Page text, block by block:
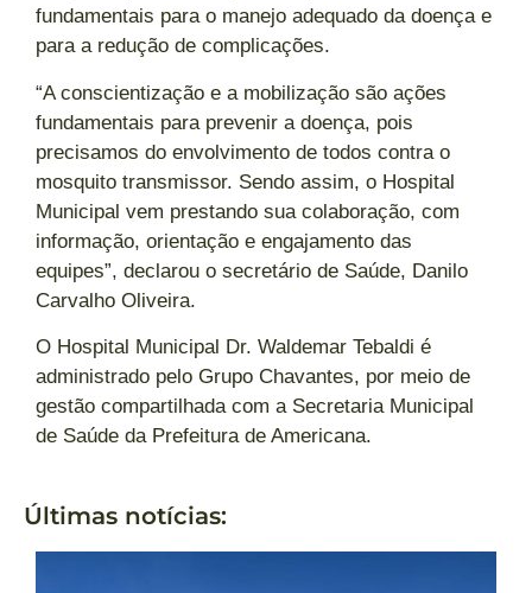
fundamentais para o manejo adequado da doença e
para a redução de complicações.
“A conscientização e a mobilização são ações
fundamentais para prevenir a doença, pois
precisamos do envolvimento de todos contra o
mosquito transmissor. Sendo assim, o Hospital
Municipal vem prestando sua colaboração, com
informação, orientação e engajamento das
equipes”, declarou o secretário de Saúde, Danilo
Carvalho Oliveira.
O Hospital Municipal Dr. Waldemar Tebaldi é
administrado pelo Grupo Chavantes, por meio de
gestão compartilhada com a Secretaria Municipal
de Saúde da Prefeitura de Americana.
Últimas notícias: